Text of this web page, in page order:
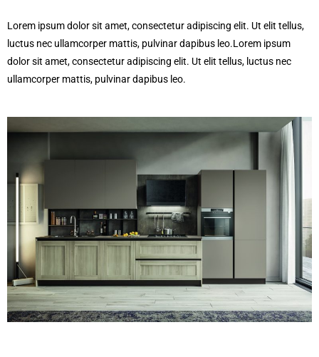
Lorem ipsum dolor sit amet, consectetur adipiscing elit. Ut elit tellus,
luctus nec ullamcorper mattis, pulvinar dapibus leo.Lorem ipsum
dolor sit amet, consectetur adipiscing elit. Ut elit tellus, luctus nec
ullamcorper mattis, pulvinar dapibus leo.